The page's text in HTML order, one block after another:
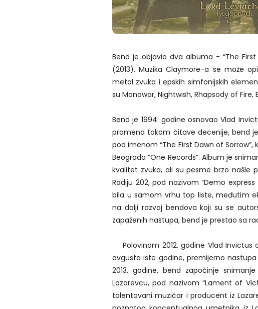
Bend je objavio dva albuma - “The
(2013). Muzika Claymore-a se može
metal zvuka i epskih simfonijskih
su Manowar, Nightwish, Rhapsody of
Bend je 1994. godine osnovao Vlad
promena tokom čitave decenije, bend
pod imenom “The First Dawn of
Beograda “One Records”. Album je
kvalitet zvuka, ali su pesme brzo našle
Radiju 202, pod nazivom “Demo
bila u samom vrhu top liste, međutim
na dalji razvoj bendova koji su se
zapaženih nastupa, bend je prestao sa
Polovinom 2012. godine Vlad Invictus
avgusta iste godine, premijerno
2013. godine, bend započinje
Lazarevcu, pod nazivom “Lament of
talentovani muzičar i producent iz